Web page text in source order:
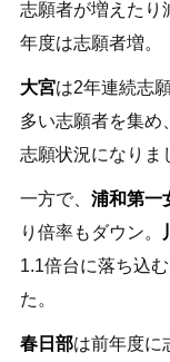
志願者が増えたり
年度は志願者増。
大宮は2年連続志
多い志願者を集め、
志願状況になりま
一方で、 浦和第一
り倍率もダウン。
1.1倍台に落ち込
た。
春日部は前年度に